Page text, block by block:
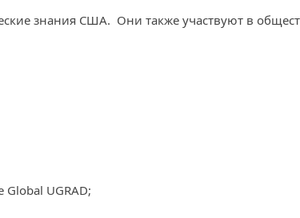
знания США. Они также участвуют в
UGRAD;